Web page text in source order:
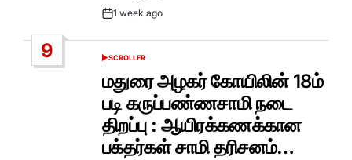
Post1 week ago
9
POSTED
SCROLLER
மதுரை அழகர் கோயிலின் 18ம்
படி கருப்பண்ணசாமி நடை
திறப்பு : ஆயிரக்கணக்கான
பக்தர்கள் சாமி தரிசனம்…